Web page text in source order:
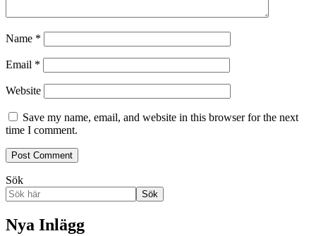
Name *
Email *
Website
Save my name, email, and website in this browser for the next
time I comment.
Sök
Sök
Nya Inlägg